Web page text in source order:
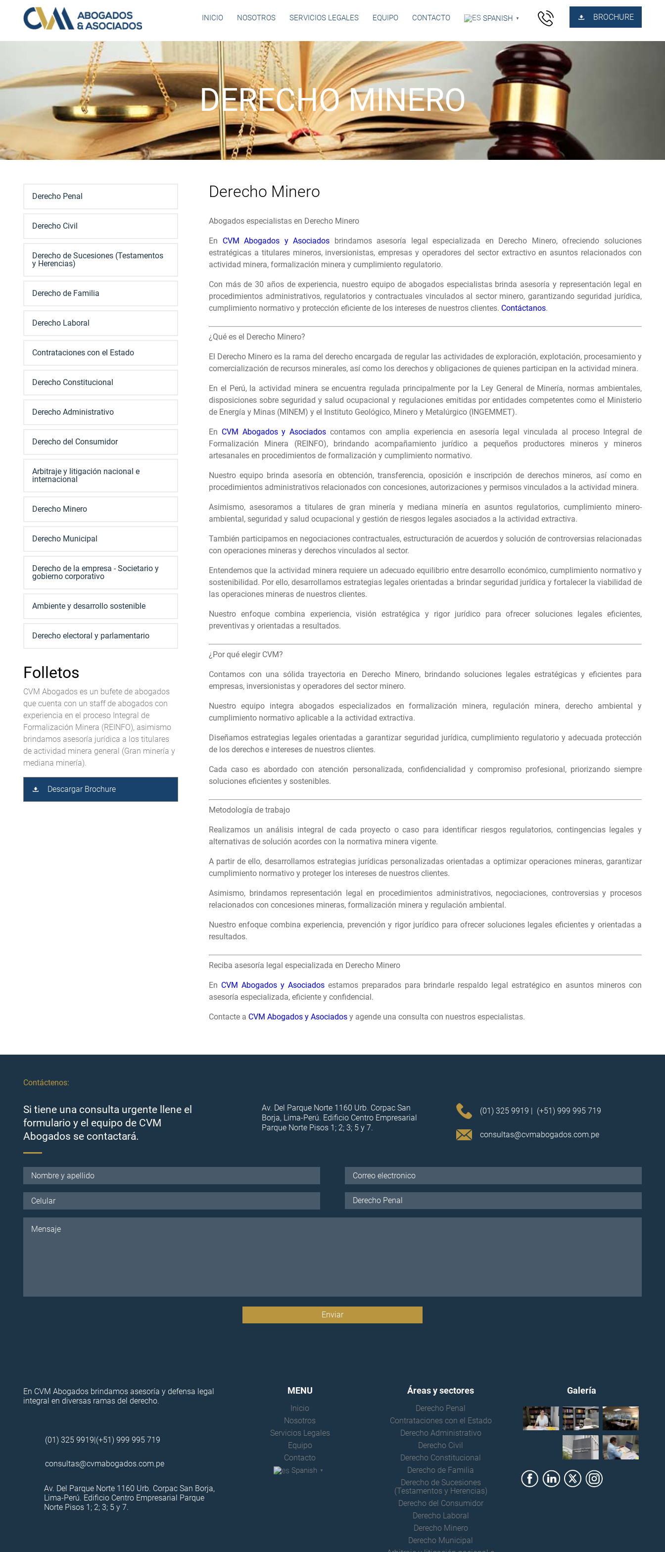
INICIO NOSOTROS SERVICIOS LEGALES EQUIPO CONTACTO SPANISH ▼ BROCHURE
Derecho Civil: Personas,
bienes, sucesiones,
testamentos y
DERECHO MINERO
Derecho Penal
Derecho Civil
Derecho de Sucesiones (Testamentos
y Herencias)
Derecho de Familia
Derecho Laboral
Contrataciones con el Estado
Derecho Constitucional
Derecho Administrativo
Derecho del Consumidor
Arbitraje y litigación nacional e
internacional
Derecho Minero
Derecho Municipal
Derecho de la empresa - Societario y
gobierno corporativo
Ambiente y desarrollo sostenible
Derecho electoral y parlamentario
Folletos
CVM Abogados es un bufete de abogados
que cuenta con un staff de abogados con
experiencia en el proceso Integral de
Formalización Minera (REINFO), asimismo
brindamos asesoría jurídica a los titulares
de actividad minera general (Gran minería y
mediana minería).
Descargar Brochure
Derecho Minero
Abogados especialistas en Derecho Minero
En CVM Abogados y Asociados brindamos asesoría legal especializada en Derecho Minero, ofreciendo soluciones
estratégicas a titulares mineros, inversionistas, empresas y operadores del sector extractivo en asuntos relacionados con
actividad minera, formalización minera y cumplimiento regulatorio.
Con más de 30 años de experiencia, nuestro equipo de abogados especialistas brinda asesoría y representación legal en
procedimientos administrativos, regulatorios y contractuales vinculados al sector minero, garantizando seguridad jurídica,
cumplimiento normativo y protección eficiente de los intereses de nuestros clientes. Contáctanos.
¿Qué es el Derecho Minero?
El Derecho Minero es la rama del derecho encargada de regular las actividades de exploración, explotación, procesamiento y
comercialización de recursos minerales, así como los derechos y obligaciones de quienes participan en la actividad minera.
En el Perú, la actividad minera se encuentra regulada principalmente por la Ley General de Minería, normas ambientales,
disposiciones sobre seguridad y salud ocupacional y regulaciones emitidas por entidades competentes como el Ministerio
de Energía y Minas (MINEM) y el Instituto Geológico, Minero y Metalúrgico (INGEMMET).
En CVM Abogados y Asociados contamos con amplia experiencia en asesoría legal vinculada al proceso Integral de
Formalización Minera (REINFO), brindando acompañamiento jurídico a pequeños productores mineros y mineros
artesanales en procedimientos de formalización y cumplimiento normativo.
Nuestro equipo brinda asesoría en obtención, transferencia, oposición e inscripción de derechos mineros, así como en
procedimientos administrativos relacionados con concesiones, autorizaciones y permisos vinculados a la actividad minera.
Asimismo, asesoramos a titulares de gran minería y mediana minería en asuntos regulatorios, cumplimiento minero-
ambiental, seguridad y salud ocupacional y gestión de riesgos legales asociados a la actividad extractiva.
También participamos en negociaciones contractuales, estructuración de acuerdos y solución de controversias relacionadas
con operaciones mineras y derechos vinculados al sector.
Entendemos que la actividad minera requiere un adecuado equilibrio entre desarrollo económico, cumplimiento normativo y
sostenibilidad. Por ello, desarrollamos estrategias legales orientadas a brindar seguridad jurídica y fortalecer la viabilidad de
las operaciones mineras de nuestros clientes.
Nuestro enfoque combina experiencia, visión estratégica y rigor jurídico para ofrecer soluciones legales eficientes,
preventivas y orientadas a resultados.
¿Por qué elegir CVM?
Contamos con una sólida trayectoria en Derecho Minero, brindando soluciones legales estratégicas y eficientes para
empresas, inversionistas y operadores del sector minero.
Nuestro equipo integra abogados especializados en formalización minera, regulación minera, derecho ambiental y
cumplimiento normativo aplicable a la actividad extractiva.
Diseñamos estrategias legales orientadas a garantizar seguridad jurídica, cumplimiento regulatorio y adecuada protección
de los derechos e intereses de nuestros clientes.
Cada caso es abordado con atención personalizada, confidencialidad y compromiso profesional, priorizando siempre
soluciones eficientes y sostenibles.
Metodología de trabajo
Realizamos un análisis integral de cada proyecto o caso para identificar riesgos regulatorios, contingencias legales y
alternativas de solución acordes con la normativa minera vigente.
A partir de ello, desarrollamos estrategias jurídicas personalizadas orientadas a optimizar operaciones mineras, garantizar
cumplimiento normativo y proteger los intereses de nuestros clientes.
Asimismo, brindamos representación legal en procedimientos administrativos, negociaciones, controversias y procesos
relacionados con concesiones mineras, formalización minera y regulación ambiental.
Nuestro enfoque combina experiencia, prevención y rigor jurídico para ofrecer soluciones legales eficientes y orientadas a
resultados.
Reciba asesoría legal especializada en Derecho Minero
En CVM Abogados y Asociadosestamos preparados para brindarle respaldo legal estratégico en asuntos mineros con
asesoría especializada, eficiente y confidencial.
Contacte a CVM Abogados y Asociados y agende una consulta con nuestros especialistas.
Contáctenos:
Si tiene una consulta urgente llene el
formulario y el equipo de CVM
Abogados se contactará.
Av. Del Parque Norte 1160 Urb. Corpac San
Borja, Lima-Perú. Edificio Centro Empresarial
Parque Norte Pisos 1; 2; 3; 5 y 7.
(01) 325 9919 | (+51) 999 995 719
consultas@cvmabogados.com.pe
En CVM Abogados brindamos asesoría y defensa legal
integral en diversas ramas del derecho.
(01) 325 9919| (+51) 999 995 719
consultas@cvmabogados.com.pe
Av. Del Parque Norte 1160 Urb. Corpac San Borja,
Lima-Perú. Edificio Centro Empresarial Parque
Norte Pisos 1; 2; 3; 5 y 7.
MENU
Inicio
Nosotros
Servicios Legales
Equipo
Contacto
Spanish ▼
Áreas y sectores
Derecho Penal
Contrataciones con el Estado
Derecho Administrativo
Derecho Civil
Derecho Constitucional
Derecho de Familia
Derecho de Sucesiones
(Testamentos y Herencias)
Derecho del Consumidor
Derecho Laboral
Derecho Minero
Derecho Municipal
Galería